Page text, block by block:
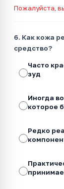
Пожалуйста,
6. Как кожа
средство?
Часто
зуд
Иногда
которое
Редко